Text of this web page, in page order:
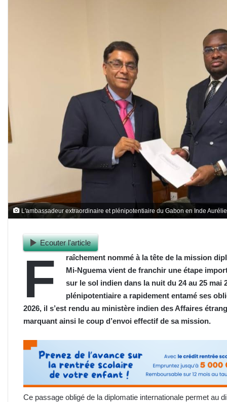
L'ambassadeur extraordinaire et plénipotentiaire du Gabon en Inde
Ecouter l'article
F
raîchement nommé à la tête de la mission
Mi-Nguema vient de franchir une étape
sur le sol indien dans la nuit du 24 au 25 mai
plénipotentiaire a rapidement entamé ses
2026, il s’est rendu au ministère indien des Affaires
marquant ainsi le coup d’envoi effectif de sa mission.
Ce passage obligé de la diplomatie internationale permet au